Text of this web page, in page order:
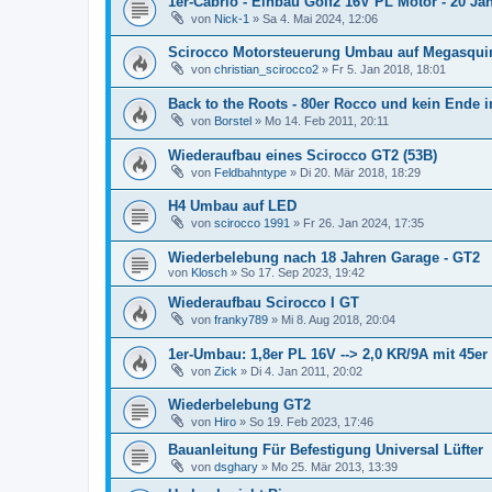
von Nick-1 » Sa 4. Mai 2024, 12:06
Scirocco Motorsteuerung Umbau auf
von christian_scirocco2 » Fr 5. Jan 2018, 18:01
Back to the Roots - 80er Rocco und kein Ende
von Borstel » Mo 14. Feb 2011, 20:11
Wiederaufbau eines Scirocco GT2 (53B)
von Feldbahntype » Di 20. Mär 2018, 18:29
H4 Umbau auf LED
von scirocco 1991 » Fr 26. Jan 2024, 17:35
Wiederbelebung nach 18 Jahren Garage - GT2
von Klosch » So 17. Sep 2023, 19:42
Wiederaufbau Scirocco I GT
von franky789 » Mi 8. Aug 2018, 20:04
1er-Umbau: 1,8er PL 16V --> 2,0 KR/9A mit 45er
von Zick » Di 4. Jan 2011, 20:02
Wiederbelebung GT2
von Hiro » So 19. Feb 2023, 17:46
Bauanleitung Für Befestigung Universal Lüfter
von dsghary » Mo 25. Mär 2013, 13:39